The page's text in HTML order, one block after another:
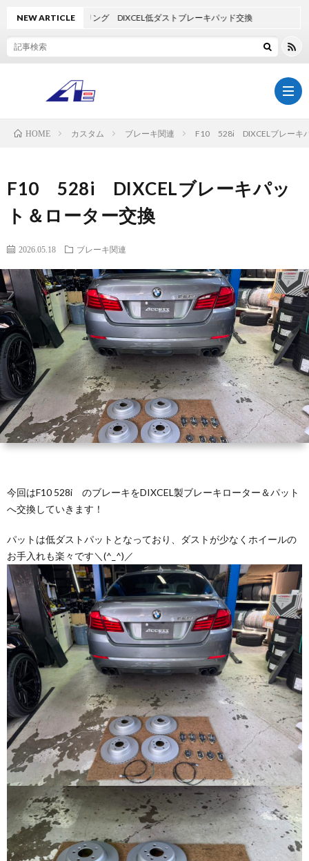
ク
セ
車
検！
AE-
NEW ARTICLE
M3ツーリング DIXCEL低ダストブレーキパッド交換
HOME カスタム ブレーキ関連 F10 528i DIXCELブレーキ
F10 528i DIXCELブレーキパッ
ト＆ローター交換
2026.05.18 ブレーキ関連
今回はF10 528i のブレーキをDIXCEL製ブレーキローター＆パット
へ交換していきます！
パットは低ダストパットとなっており、ダストが少なくホイールの
お手入れも楽々です＼(^_^)／